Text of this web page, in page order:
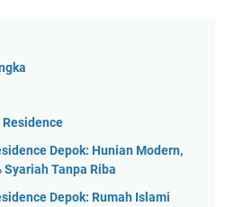
Depok: Hunian Modern,
Tanpa Riba
Depok: Rumah Islami